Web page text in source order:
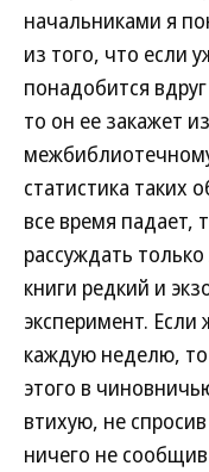
начальниками я
из того, что если
понадобится
то он ее закажет
статистика таких
все время падает,
рассуждать
книги редкий и
эксперимент.
каждую неделю,
этого в
втихую, не
ничего не